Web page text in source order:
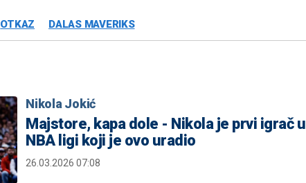
OTKAZ DALAS MAVERIKS
Nikola Jokić
Majstore, kapa dole - Nikola je prvi igrač u
NBA ligi koji je ovo uradio
26.03.2026 07:08